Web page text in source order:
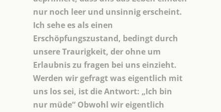
nur noch leer und unsinnig erscheint.
Ich sehe es als einen
Erschöpfungszustand, bedingt durch
unsere Traurigkeit, der ohne um
Erlaubnis zu fragen bei uns einzieht.
Werden wir gefragt was eigentlich mit
uns los sei, ist die Antwort: „Ich bin
nur müde“ Obwohl wir eigentlich